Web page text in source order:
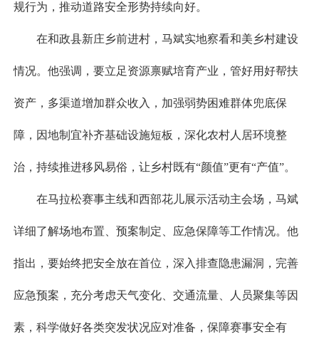
规行为，推动道路安全形势持续向好。
在和政县新庄乡前进村，马斌实地察看和美乡村建设
情况。他强调，要立足资源禀赋培育产业，管好用好帮扶
资产，多渠道增加群众收入，加强弱势困难群体兜底保
障，因地制宜补齐基础设施短板，深化农村人居环境整
治，持续推进移风易俗，让乡村既有“颜值”更有“产值”。
在马拉松赛事主线和西部花儿展示活动主会场，马斌
详细了解场地布置、预案制定、应急保障等工作情况。他
指出，要始终把安全放在首位，深入排查隐患漏洞，完善
应急预案，充分考虑天气变化、交通流量、人员聚集等因
素，科学做好各类突发状况应对准备，保障赛事安全有